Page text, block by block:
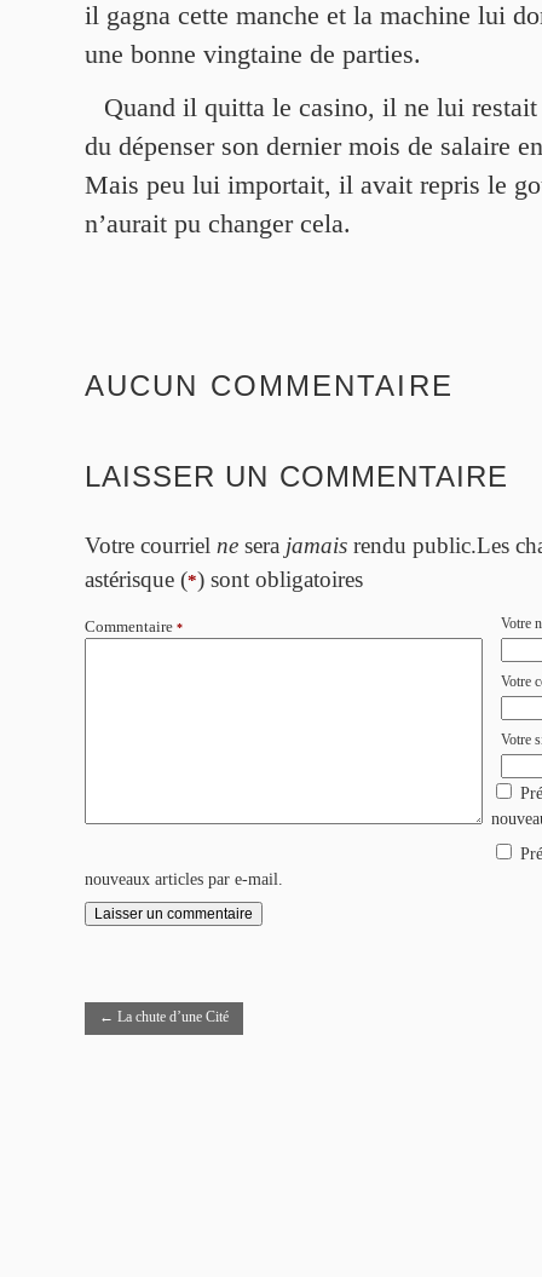
il gagna cette manche et la machine lui
une bonne vingtaine de parties.
Quand il quitta le casino, il ne lui
du dépenser son dernier mois de salaire
Mais peu lui importait, il avait repris le
n’aurait pu changer cela.
← La chute d’une Cité
AUCUN COMMENTAIRE
LAISSER UN COMMENTAIRE
Votre courriel ne sera jamais rendu public.Les
astérisque (*) sont obligatoires
Commentaire * Votre
Votre
Votre
nouveaux articles par e-mail.